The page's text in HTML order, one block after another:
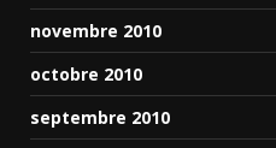
novembre 2010
octobre 2010
septembre 2010